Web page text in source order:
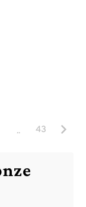
.. 43